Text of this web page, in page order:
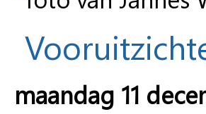
maandag 11